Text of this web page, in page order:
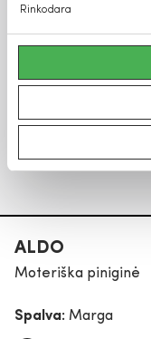
Rinkodara
ALDO
Moteriška piniginė
Spalva: Marga